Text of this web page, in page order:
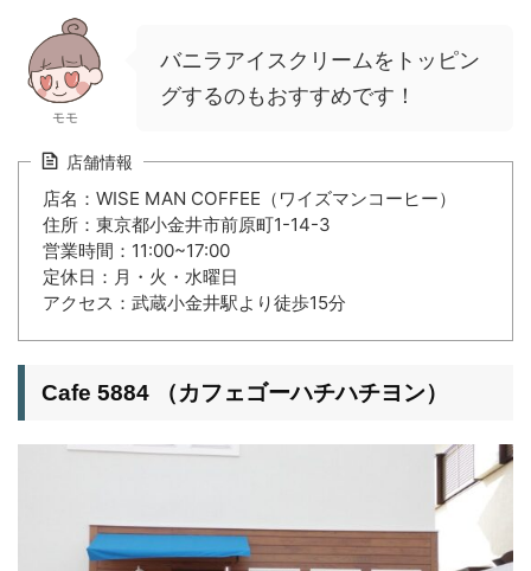
モモ
バニラアイスクリームをトッピン
グするのもおすすめです！
店舗情報
店名：WISE MAN COFFEE（ワイズマンコーヒー）
住所：東京都小金井市前原町1-14-3
営業時間：11:00~17:00
定休日：月・火・水曜日
アクセス：武蔵小金井駅より徒歩15分
Cafe 5884 （カフェゴーハチハチヨン）